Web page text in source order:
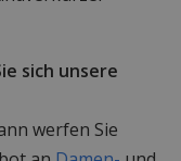
sich unsere
werfen Sie